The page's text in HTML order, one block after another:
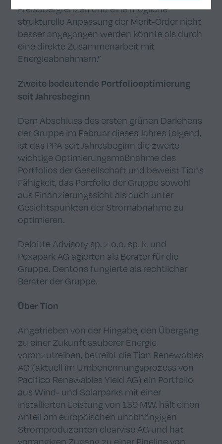
Preisobergrenzen und eine mögliche
strukturelle Anpassung der Merit-Order nicht
besser angegangen werden könnte als durch
eine direkte Zusammenarbeit mit
Energieabnehmern.”
Zweite bedeutende Portfoliooptimierung
seit Jahresbeginn
Dem Abschluss des ersten grünen Darlehens
der Gruppe im Februar dieses Jahres folgend,
ist das PPA seit Jahresbeginn die zweite
wichtige Optimierungsmaßnahme des
Portfolios der Gesellschaft und beweist Tions
Fähigkeit, das Portfolio der Gruppe sowohl
aus Finanzierungssicht als auch unter
Gesichtspunkten der Stromabnahme zu
optimieren.
Deloitte Advisory sp. z o.o. sp. k. und
Pexapark AG agierten als Berater für die
Gruppe. Dentons fungierte als rechtlicher
Berater der Gruppe.
Über Tion
Angetrieben von der Hingabe, den Übergang
zu einer Zukunft sauberer Energie
voranzutreiben, betreibt die Tion Renewables
AG (aktuell im Umbenennungsprozess von
Pacifico Renewables Yield AG) ein Portfolio
aus Wind- und Solarparks mit einer
installierten Leistung von 159 MW, hält einen
Anteil am europäischen unabhängigen
Stromproduzenten clearvise AG und hat
vorrangigen Zugang zu einer Pipeline von